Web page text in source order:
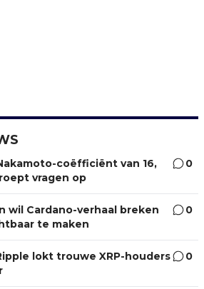
coëfficiënt van 16,
vragen op
0
wil Cardano-verhaal breken
te maken
0
lokt trouwe XRP-houders
0